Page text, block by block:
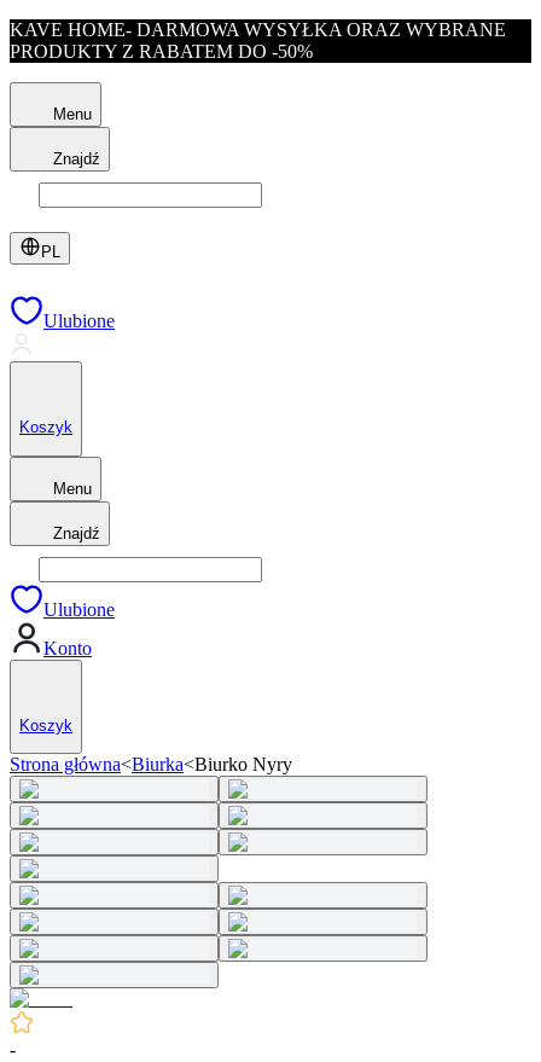
KAVE HOME- DARMOWA WYSYŁKA ORAZ WYBRANE
PRODUKTY Z RABATEM DO -50%
Menu
Znajdź
PL
Ulubione
Koszyk
Menu
Znajdź
Ulubione
Konto
Koszyk
Strona główna<Biurka<Biurko Nyry
-